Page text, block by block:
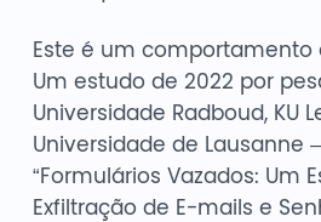
Este é um
Um estudo de 2022 por
Universidade Radboud, KU
Universidade de Lausanne
“Formulários Vazados: Um
Exfiltração de E-mails e